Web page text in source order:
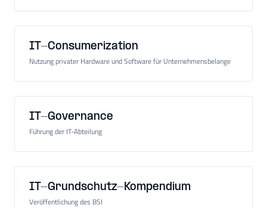
IT-Consumerization
Nutzung privater Hardware und Software für Unternehmensbelange
IT-Governance
Führung der IT-Abteilung
IT-Grundschutz-Kompendium
Veröffentlichung des BSI